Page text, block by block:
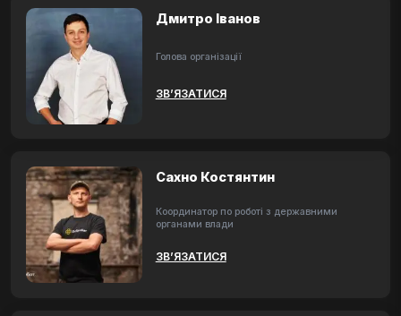
Дмитро Іванов
Голова організації
ЗВ’ЯЗАТИСЯ
Сахно Костянтин
Координатор по роботі з державними
органами влади
ЗВ’ЯЗАТИСЯ